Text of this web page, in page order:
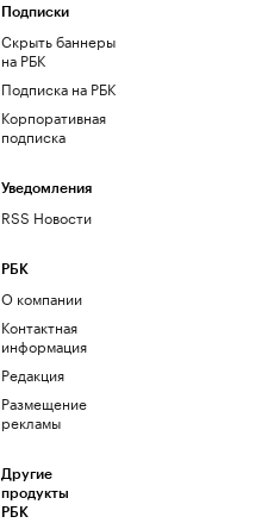
Подписки
Скрыть баннеры
на РБК
Подписка на РБК
Корпоративная
подписка
Уведомления
RSS Новости
РБК
О компании
Контактная
информация
Редакция
Размещение
рекламы
Другие
продукты
РБК